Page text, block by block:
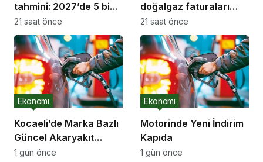
tahmini: 2027’de 5 bin
dolar
21 saat önce
doğalgaz faturaları
milyonları etkileyebilir
21 saat önce
Kocaeli’de Marka Bazlı
Güncel Akaryakıt
Fiyatları
Ekonomi
1 gün önce
Motorinde Yeni İndirim
Kapıda
Ekonomi
1 gün önce